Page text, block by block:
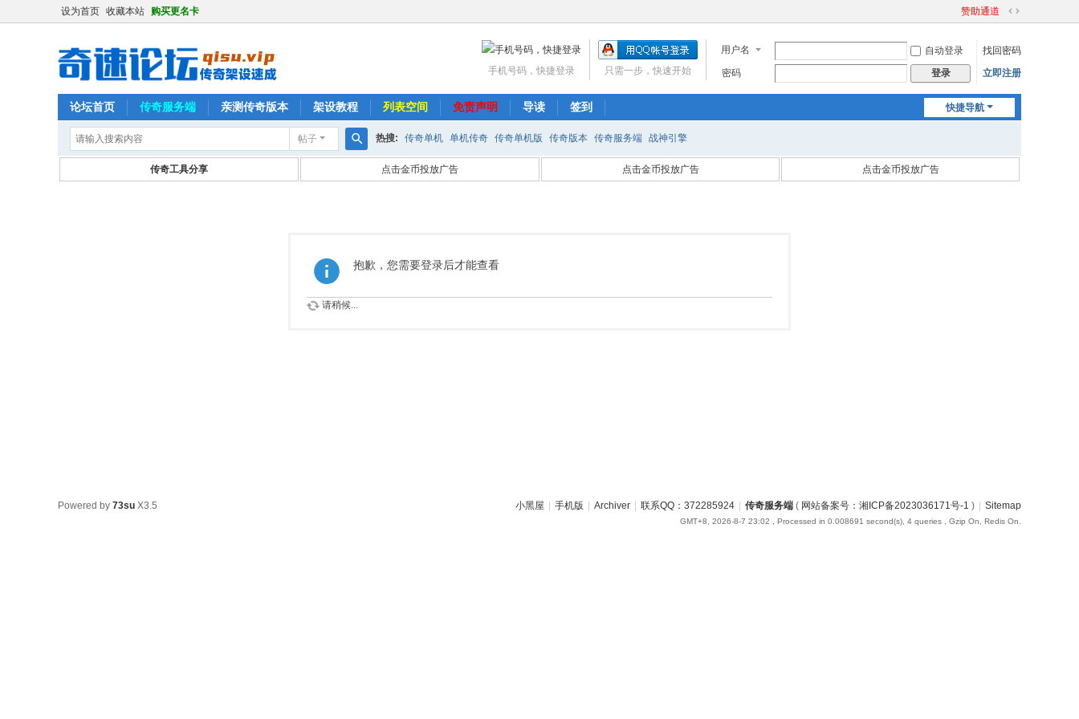
设为首页 收藏本站 购买更名卡 赞助通道
切
到
宽
用户名 自动登录
找回密码
密码
登录 立即注册
只需一步，快速开始
手机号码，快捷登录
快捷导航
论坛首页 传奇服务端 亲测传奇版本 架设教程 列表空间 免责声明 导读 签到
帖子
搜
索
热搜: 传奇单机 单机传奇 传奇单机版 传奇版本 传奇服务端 战神引擎
传奇工具分享 点击金币投放广告 点击金币投放广告 点击金币投放广告
抱歉，您需要登录后才能查看
请稍候...
小黑屋 手机版 Archiver 联系QQ：372285924 传奇服务端 ( 网站备案号：湘ICP备2023036171号-1 ) Sitemap
GMT+8, 2026-8-7 23:02 , Processed in 0.008691 second(s), 4 queries , Gzip On, Redis On.
Powered by 73su X3.5